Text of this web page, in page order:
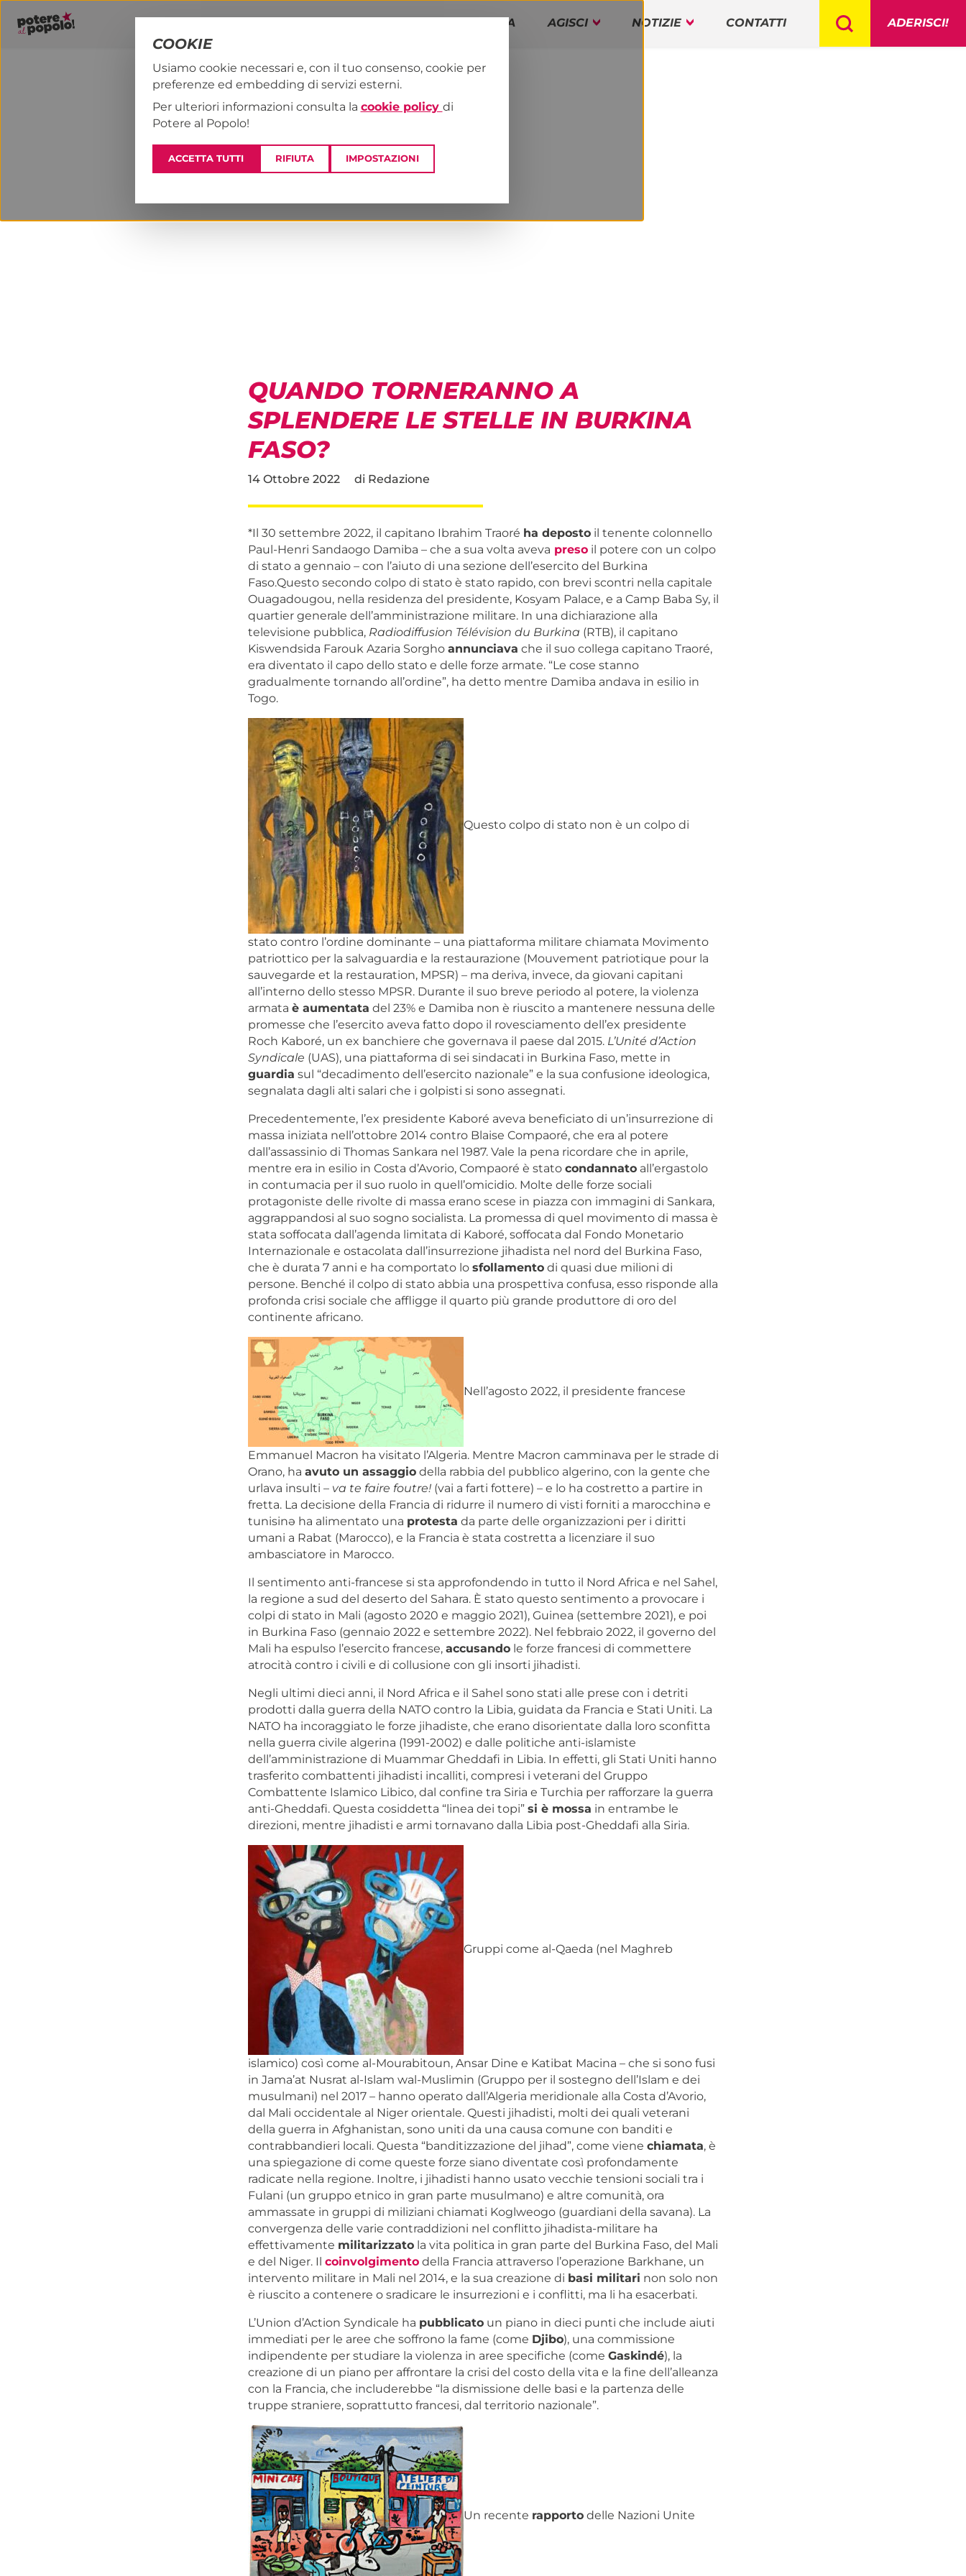
PROGRAMMA AGISCI NOTIZIE CONTATTI ADERISCI!
PAP! NOTIZIE DAI TERRITORI
QUANDO TORNERANNO A
SPLENDERE LE STELLE IN BURKINA
FASO?
14 Ottobre 2022 di Redazione
*Il 30 settembre 2022, il capitano Ibrahim Traoré ha depostoil tenente colonnello
Paul-Henri Sandaogo Damiba – che a sua volta aveva presoil potere con un colpo
di stato a gennaio – con l’aiuto di una sezione dell’esercito del Burkina
Faso.Questo secondo colpo di stato è stato rapido, con brevi scontri nella capitale
Ouagadougou, nella residenza del presidente, Kosyam Palace, e a Camp Baba Sy, il
quartier generale dell’amministrazione militare. In una dichiarazione alla
televisione pubblica, Radiodiffusion Télévision du Burkina (RTB), il capitano
Kiswendsida Farouk Azaria Sorgho annunciava che il suo collega capitano Traoré,
era diventato il capo dello stato e delle forze armate. “Le cose stanno
gradualmente tornando all’ordine”, ha detto mentre Damiba andava in esilio in
Togo.
Questo colpo di stato non è un colpo di
stato contro l’ordine dominante – una piattaforma militare chiamata Movimento
patriottico per la salvaguardia e la restaurazione (Mouvement patriotique pour la
sauvegarde et la restauration,MPSR) – ma deriva, invece, da giovani capitani
all’interno dello stesso MPSR. Durante il suo breve periodo al potere, la violenza
armata è aumentata del 23% e Damiba non è riuscito a mantenere nessuna delle
promesse che l’esercito aveva fatto dopo il rovesciamento dell’ex presidente
Roch Kaboré, un ex banchiere che governava il paese dal 2015. L’Unité d’Action
Syndicale (UAS), una piattaforma di sei sindacati in Burkina Faso, mette in
guardia sul “decadimento dell’esercito nazionale” e la sua confusione ideologica,
segnalata dagli alti salari che i golpisti si sono assegnati.
Precedentemente, l’ex presidente Kaboré aveva beneficiato di un’insurrezione di
massa iniziata nell’ottobre 2014 contro Blaise Compaoré, che era al potere
dall’assassinio di Thomas Sankara nel 1987. Vale la pena ricordare che in aprile,
mentre era in esilio in Costa d’Avorio, Compaoré è stato condannatoall’ergastolo
in contumacia per il suo ruolo in quell’omicidio. Molte delle forze sociali
protagoniste delle rivolte di massa erano scese in piazza con immagini di Sankara,
aggrappandosi al suo sogno socialista. La promessa di quel movimento di massa è
stata soffocata dall’agenda limitata di Kaboré, soffocata dal Fondo Monetario
Internazionale e ostacolata dall’insurrezione jihadista nel nord del Burkina Faso,
che è durata 7 anni e ha comportato lo sfollamentodi quasi due milioni di
persone. Benché il colpo di stato abbia una prospettiva confusa, esso risponde alla
profonda crisi sociale che affligge il quarto più grande produttore di oro del
continente africano.
Nell’agosto 2022, il presidente francese
Emmanuel Macron ha visitato l’Algeria. Mentre Macron camminava per le strade di
Orano, ha avuto un assaggiodella rabbia del pubblico algerino, con la gente che
urlava insulti – va te faire foutre! (vai a farti fottere) – e lo ha costretto a partire in
fretta. La decisione della Francia di ridurre il numero di visti forniti a marocchinə e
tunisinə ha alimentato una protesta da parte delle organizzazioni per i diritti
umani a Rabat (Marocco), e la Francia è stata costretta a licenziare il suo
ambasciatore in Marocco.
Il sentimento anti-francese si sta approfondendo in tutto il Nord Africa e nel Sahel,
la regione a sud del deserto del Sahara. È stato questo sentimento a provocare i
colpi di stato in Mali (agosto 2020 e maggio 2021), Guinea (settembre 2021), e poi
in Burkina Faso (gennaio 2022 e settembre 2022). Nel febbraio 2022, il governo del
Mali ha espulso l’esercito francese, accusandole forze francesi di commettere
atrocità contro i civili e di collusione con gli insorti jihadisti.
Negli ultimi dieci anni, il Nord Africa e il Sahel sono stati alle prese con i detriti
prodotti dalla guerra della NATO contro la Libia, guidata da Francia e Stati Uniti. La
NATO ha incoraggiato le forze jihadiste, che erano disorientate dalla loro sconfitta
nella guerra civile algerina (1991-2002) e dalle politiche anti-islamiste
dell’amministrazione di Muammar Gheddafi in Libia. In effetti, gli Stati Uniti hanno
trasferito combattenti jihadisti incalliti, compresi i veterani del Gruppo
Combattente Islamico Libico, dal confine tra Siria e Turchia per rafforzare la guerra
anti-Gheddafi. Questa cosiddetta “linea dei topi” si è mossa in entrambe le
direzioni, mentre jihadisti e armi tornavano dalla Libia post-Gheddafi alla Siria.
Gruppi come al-Qaeda (nel Maghreb
islamico) così come al-Mourabitoun, Ansar Dine e Katibat Macina – che si sono fusi
in Jama’at Nusrat al-Islam wal-Muslimin (Gruppo per il sostegno dell’Islam e dei
musulmani) nel 2017 – hanno operato dall’Algeria meridionale alla Costa d’Avorio,
dal Mali occidentale al Niger orientale. Questi jihadisti, molti dei quali veterani
della guerra in Afghanistan, sono uniti da una causa comune con banditi e
contrabbandieri locali. Questa “banditizzazione del jihad”, come viene chiamata, è
una spiegazione di come queste forze siano diventate così profondamente
radicate nella regione. Inoltre, i jihadisti hanno usato vecchie tensioni sociali tra i
Fulani (un gruppo etnico in gran parte musulmano) e altre comunità, ora
ammassate in gruppi di miliziani chiamati Koglweogo (guardiani della savana). La
convergenza delle varie contraddizioni nel conflitto jihadista-militare ha
effettivamente militarizzatola vita politica in gran parte del Burkina Faso, del Mali
e del Niger. Il coinvolgimento della Francia attraverso l’operazione Barkhane, un
intervento militare in Mali nel 2014, e la sua creazione di basi militari non solo non
è riuscito a contenere o sradicare le insurrezioni e i conflitti, ma li ha esacerbati.
L’Union d’Action Syndicale ha pubblicatoun piano in dieci punti che include aiuti
immediati per le aree che soffrono la fame (come Djibo), una commissione
indipendente per studiare la violenza in aree specifiche (come Gaskindé), la
creazione di un piano per affrontare la crisi del costo della vita e la fine dell’alleanza
con la Francia, che includerebbe “la dismissione delle basi e la partenza delle
truppe straniere, soprattutto francesi, dal territorio nazionale”.
Un recente rapporto delle Nazioni Unite
COOKIE
Usiamo cookie necessari e, con il tuo consenso, cookie per
preferenze ed embedding di servizi esterni.
Per ulteriori informazioni consulta la cookie policy di
Potere al Popolo!
ACCETTA TUTTI RIFIUTA IMPOSTAZIONI